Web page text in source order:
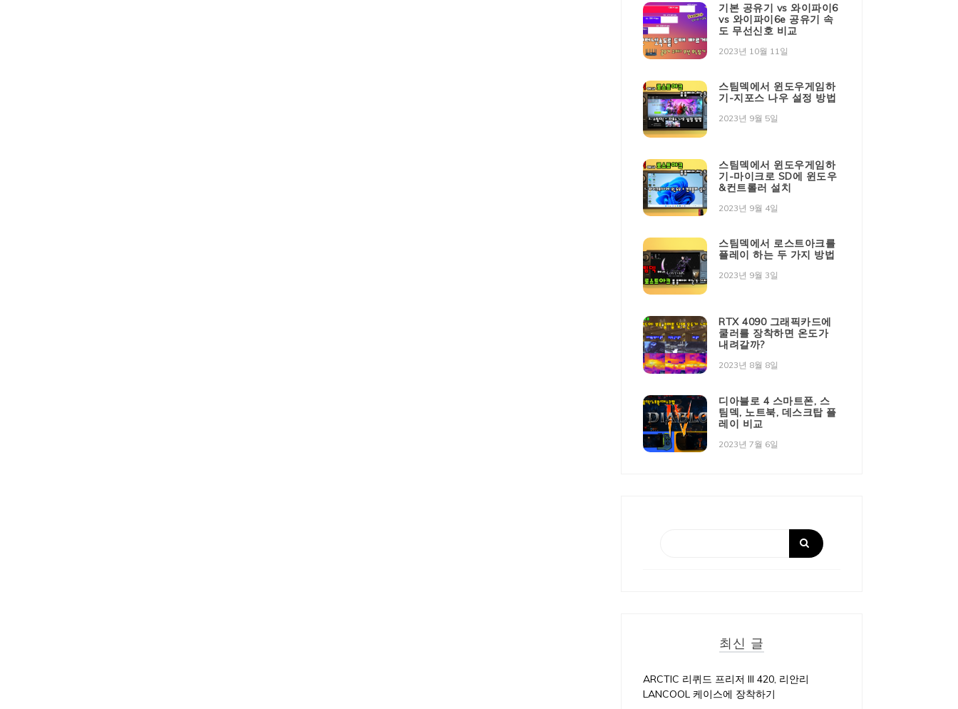
기본 공유기 vs 와이파이6
vs 와이파이6e 공유기 속
도 무선신호 비교
2023년 10월 11일
스팀덱에서 윈도우게임하
기-지포스 나우 설정 방법
2023년 9월 5일
스팀덱에서 윈도우게임하
기-마이크로 SD에 윈도우
&컨트롤러 설치
2023년 9월 4일
스팀덱에서 로스트아크를
플레이 하는 두 가지 방법
2023년 9월 3일
RTX 4090 그래픽카드에
쿨러를 장착하면 온도가
내려갈까?
2023년 8월 8일
디아블로 4 스마트폰, 스
팀덱, 노트북, 데스크탑 플
레이 비교
2023년 7월 6일
최신 글
ARCTIC 리퀴드 프리저 III 420, 리안리
LANCOOL 케이스에 장착하기